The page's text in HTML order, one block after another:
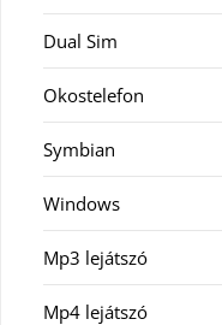
Dual Sim
Okostelefon
Symbian
Windows
Mp3 lejátszó
Mp4 lejátszó